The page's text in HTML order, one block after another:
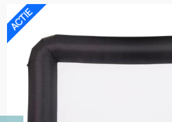
ACTIE